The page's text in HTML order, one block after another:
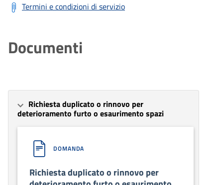
Termini e condizioni di servizio
Documenti
Richiesta duplicato o rinnovo per
deterioramento furto o esaurimento spazi
DOMANDA
Richiesta duplicato o rinnovo per